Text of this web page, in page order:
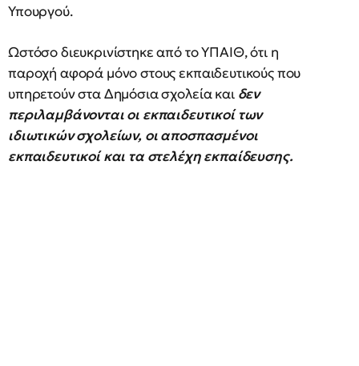
Υπουργού.
Ωστόσο διευκρινίστηκε από το ΥΠΑΙΘ, ότι η
παροχή αφορά μόνο στους εκπαιδευτικούς που
υπηρετούν στα Δημόσια σχολεία και δεν
περιλαμβάνονται οι εκπαιδευτικοί των
ιδιωτικών σχολείων, οι αποσπασμένοι
εκπαιδευτικοί και τα στελέχη εκπαίδευσης.